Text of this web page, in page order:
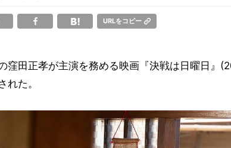
URLをコピー
窪田正孝が主演を務める映画『決戦は日曜日』
れた。